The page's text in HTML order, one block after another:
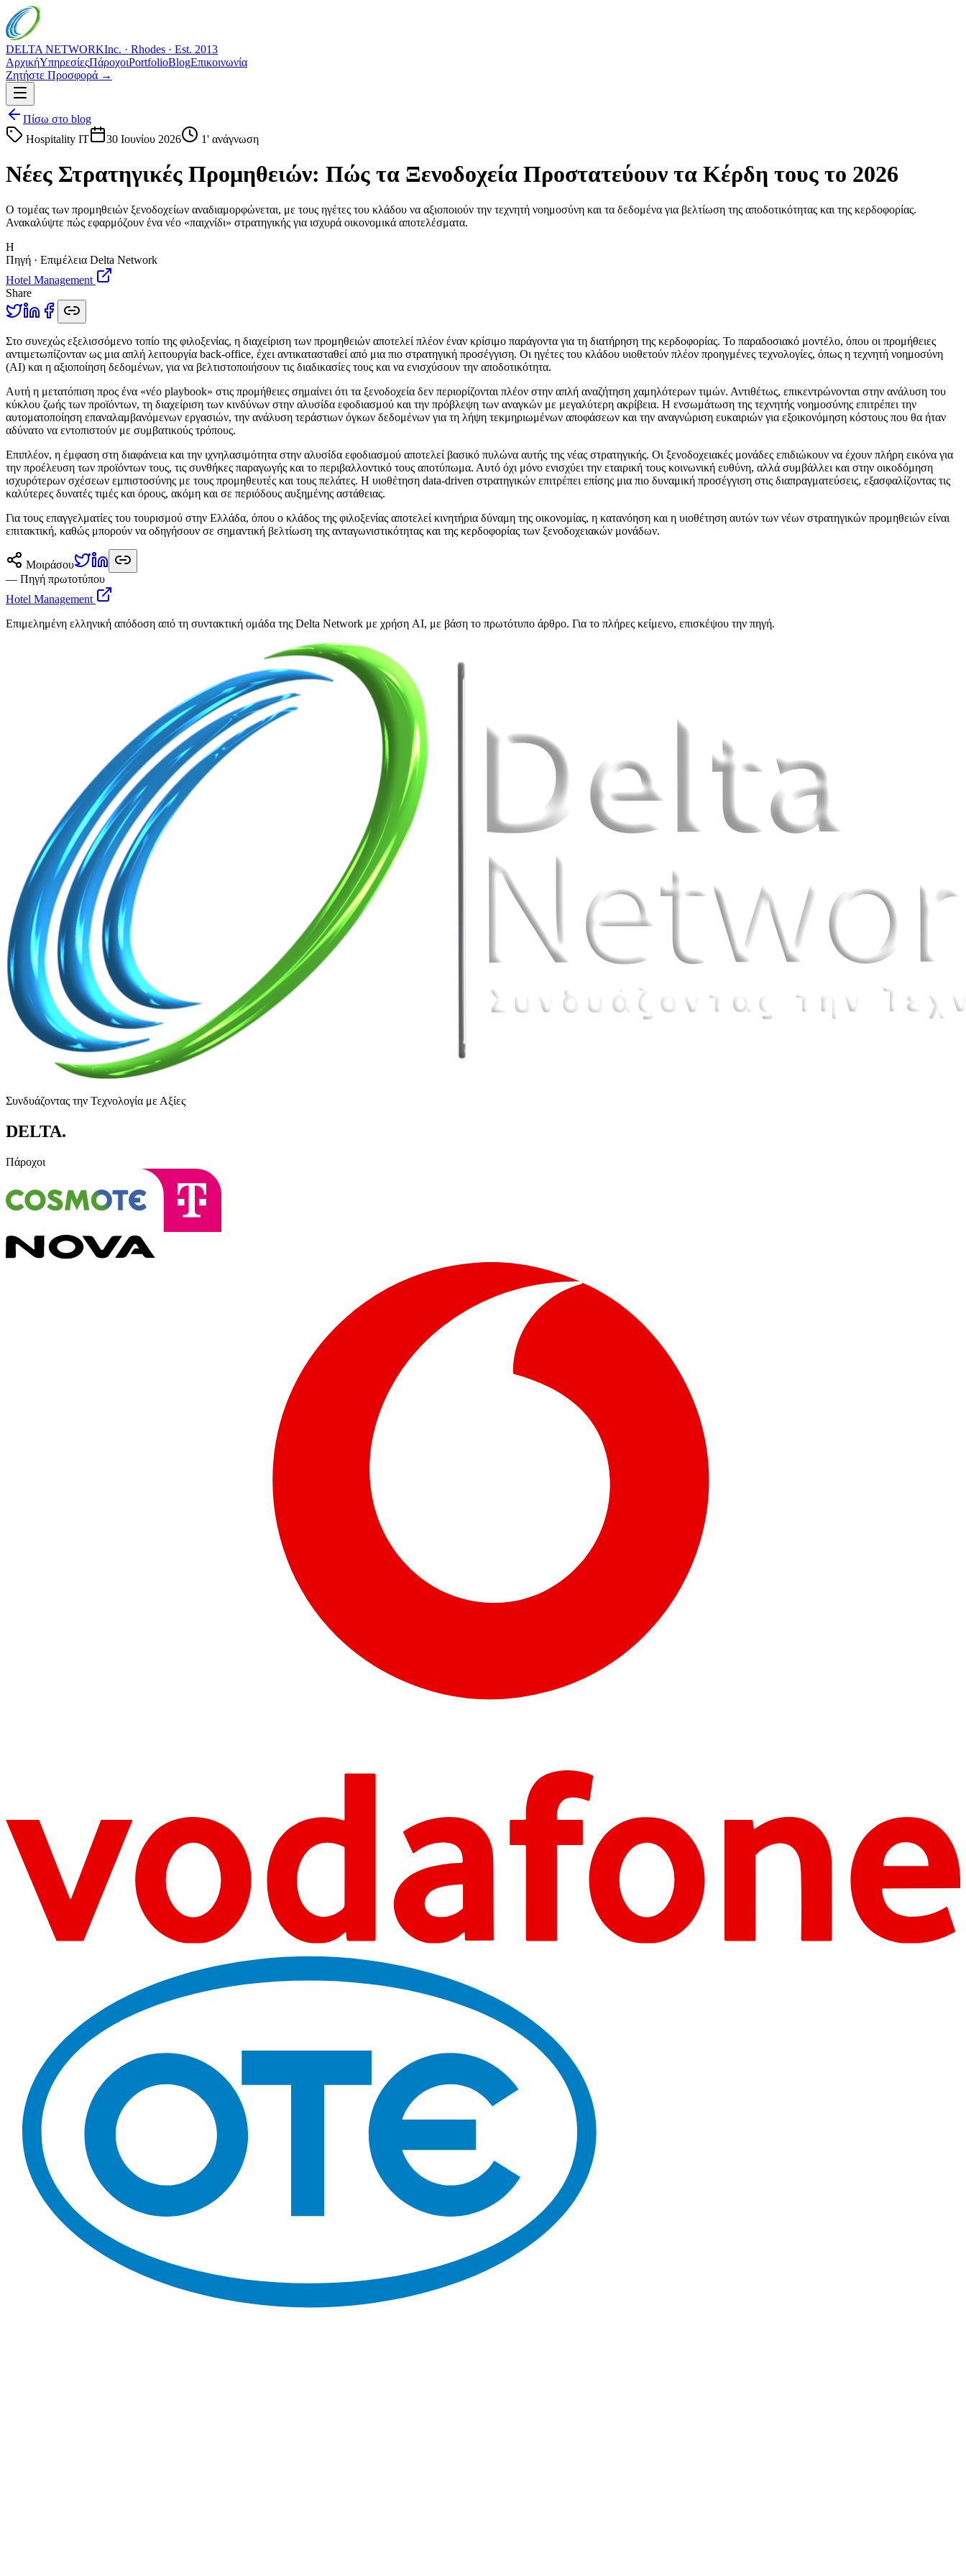
DELTA NETWORKInc. · Rhodes · Est. 2013
ΑρχικήΥπηρεσίεςΠάροχοιPortfolioBlogΕπικοινωνία
Ζητήστε Προσφορά →
Πίσω στο blog
Hospitality IT
30 Ιουνίου 2026 1' ανάγνωση
Νέες Στρατηγικές Προμηθειών: Πώς τα Ξενοδοχεία Προστατεύουν τα Κέρδη τους το 2026
Ο τομέας των προμηθειών ξενοδοχείων αναδιαμορφώνεται, με τους ηγέτες του κλάδου να αξιοποιούν την τεχνητή νοημοσύνη και τα δεδομένα για βελτίωση της αποδοτικότητας και της κερδοφορίας.
Ανακαλύψτε πώς εφαρμόζουν ένα νέο «παιχνίδι» στρατηγικής για ισχυρά οικονομικά αποτελέσματα.
H
Πηγή · Επιμέλεια Delta Network
Hotel Management
Share
Στο συνεχώς εξελισσόμενο τοπίο της φιλοξενίας, η διαχείριση των προμηθειών αποτελεί πλέον έναν κρίσιμο παράγοντα για τη διατήρηση της κερδοφορίας. Το παραδοσιακό μοντέλο, όπου οι προμήθειες
αντιμετωπίζονταν ως μια απλή λειτουργία back-office, έχει αντικατασταθεί από μια πιο στρατηγική προσέγγιση. Οι ηγέτες του κλάδου υιοθετούν πλέον προηγμένες τεχνολογίες, όπως η τεχνητή νοημοσύνη
(AI) και η αξιοποίηση δεδομένων, για να βελτιστοποιήσουν τις διαδικασίες τους και να ενισχύσουν την αποδοτικότητα.
Αυτή η μετατόπιση προς ένα «νέο playbook» στις προμήθειες σημαίνει ότι τα ξενοδοχεία δεν περιορίζονται πλέον στην απλή αναζήτηση χαμηλότερων τιμών. Αντιθέτως, επικεντρώνονται στην ανάλυση του
κύκλου ζωής των προϊόντων, τη διαχείριση των κινδύνων στην αλυσίδα εφοδιασμού και την πρόβλεψη των αναγκών με μεγαλύτερη ακρίβεια. Η ενσωμάτωση της τεχνητής νοημοσύνης επιτρέπει την
αυτοματοποίηση επαναλαμβανόμενων εργασιών, την ανάλυση τεράστιων όγκων δεδομένων για τη λήψη τεκμηριωμένων αποφάσεων και την αναγνώριση ευκαιριών για εξοικονόμηση κόστους που θα ήταν
αδύνατο να εντοπιστούν με συμβατικούς τρόπους.
Επιπλέον, η έμφαση στη διαφάνεια και την ιχνηλασιμότητα στην αλυσίδα εφοδιασμού αποτελεί βασικό πυλώνα αυτής της νέας στρατηγικής. Οι ξενοδοχειακές μονάδες επιδιώκουν να έχουν πλήρη εικόνα για
την προέλευση των προϊόντων τους, τις συνθήκες παραγωγής και το περιβαλλοντικό τους αποτύπωμα. Αυτό όχι μόνο ενισχύει την εταιρική τους κοινωνική ευθύνη, αλλά συμβάλλει και στην οικοδόμηση
ισχυρότερων σχέσεων εμπιστοσύνης με τους προμηθευτές και τους πελάτες. Η υιοθέτηση data-driven στρατηγικών επιτρέπει επίσης μια πιο δυναμική προσέγγιση στις διαπραγματεύσεις, εξασφαλίζοντας τις
καλύτερες δυνατές τιμές και όρους, ακόμη και σε περιόδους αυξημένης αστάθειας.
Για τους επαγγελματίες του τουρισμού στην Ελλάδα, όπου ο κλάδος της φιλοξενίας αποτελεί κινητήρια δύναμη της οικονομίας, η κατανόηση και η υιοθέτηση αυτών των νέων στρατηγικών προμηθειών είναι
επιτακτική, καθώς μπορούν να οδηγήσουν σε σημαντική βελτίωση της ανταγωνιστικότητας και της κερδοφορίας των ξενοδοχειακών μονάδων.
Μοιράσου
— Πηγή πρωτοτύπου
Hotel Management
Επιμελημένη ελληνική απόδοση από τη συντακτική ομάδα της Delta Network με χρήση AI, με βάση το πρωτότυπο άρθρο. Για το πλήρες κείμενο, επισκέψου την πηγή.
Συνδυάζοντας την Τεχνολογία με Αξίες
DELTA.
Πάροχοι